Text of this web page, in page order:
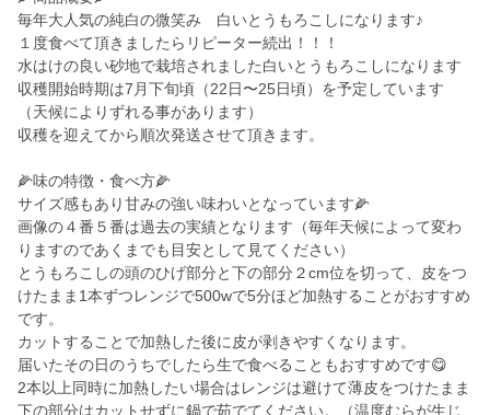
毎年大人気の純白の微笑み 白いとうもろこしになります♪
１度食べて頂きましたらリピーター続出！！！
水はけの良い砂地で栽培されました白いとうもろこしになります
収穫開始時期は7月下旬頃（22日〜25日頃）を予定しています
（天候によりずれる事があります）
収穫を迎えてから順次発送させて頂きます。
🌽味の特徴・食べ方🌽
サイズ感もあり甘みの強い味わいとなっています🌽
画像の４番５番は過去の実績となります（毎年天候によって変わ
りますのであくまでも目安として見てください）
とうもろこしの頭のひげ部分と下の部分２cm位を切って、皮をつ
けたまま1本ずつレンジで500wで5分ほど加熱することがおすすめ
です。
カットすることで加熱した後に皮が剥きやすくなります。
届いたその日のうちでしたら生で食べることもおすすめです😋
2本以上同時に加熱したい場合はレンジは避けて薄皮をつけたまま
下の部分はカットせずに鍋で茹でてください。（温度むらが生じ